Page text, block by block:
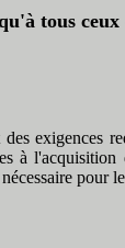
tous
exigences
à
pour